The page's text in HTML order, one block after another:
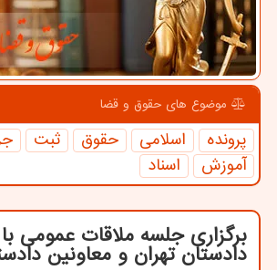
موضوع های حقوق و قضا
پرونده اسلامی حقوق ثبت
آموزش
اسناد
برگزاری جلسه ملاقات عمومی
دادستان تهران و معاونین